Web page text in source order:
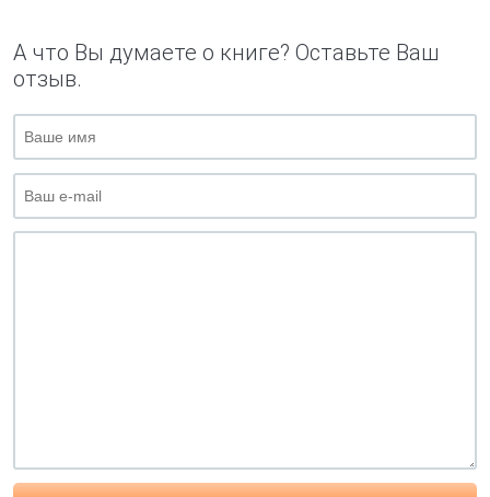
А что Вы думаете о книге? Оставьте Ваш
отзыв.